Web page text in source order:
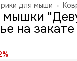
для мыши ›
мышки
на закате
%